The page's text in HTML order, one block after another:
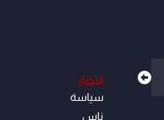
الأخبار
سياسة
ناس